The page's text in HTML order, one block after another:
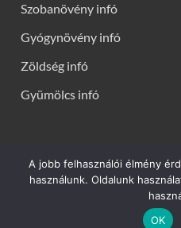
Szobanövény infó
Gyógynövény infó
Zöldség infó
Gyümölcs infó
Kerti virágok - Virág infók:
talajtakarók, balkon növények,
gondozása, ültetése, szaporítása
and
A jobb felhasználói élmény
használunk. Oldalunk
OK